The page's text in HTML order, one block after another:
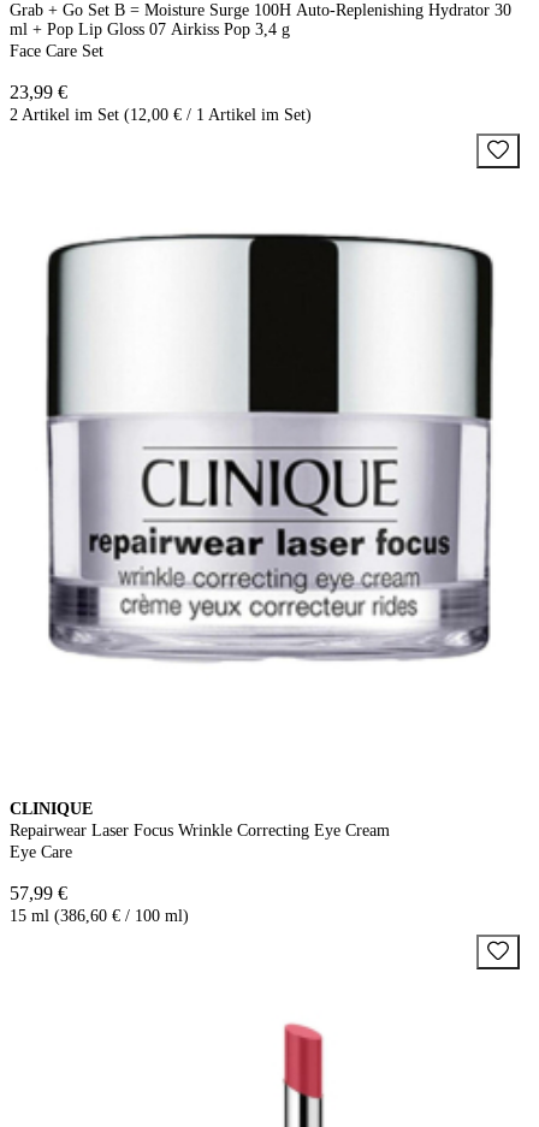
Grab + Go Set B = Moisture Surge 100H Auto-Replenishing Hydrator 30
ml + Pop Lip Gloss 07 Airkiss Pop 3,4 g
Face Care Set
23,99 €
2 Artikel im Set (12,00 € / 1 Artikel im Set)
CLINIQUE
Repairwear Laser Focus Wrinkle Correcting Eye Cream
Eye Care
57,99 €
15 ml (386,60 € / 100 ml)